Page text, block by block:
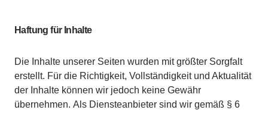
Haftung für Inhalte
Die Inhalte unserer Seiten wurden mit größter Sorgfalt
erstellt. Für die Richtigkeit, Vollständigkeit und Aktualität
der Inhalte können wir jedoch keine Gewähr
übernehmen. Als Diensteanbieter sind wir gemäß § 6